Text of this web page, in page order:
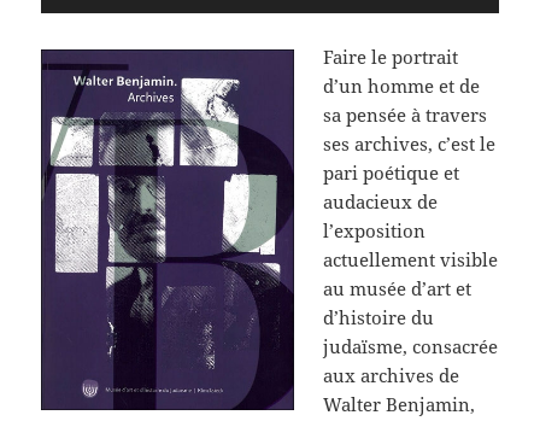
Faire le portrait
d’un homme et de
sa pensée à travers
ses archives, c’est le
pari poétique et
audacieux de
l’exposition
actuellement visible
au musée d’art et
d’histoire du
judaïsme, consacrée
aux archives de
Walter Benjamin,